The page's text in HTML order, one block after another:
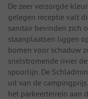
De zeer verzorgde
gelegen receptie valt
sanitair bevinden zich
staanplaatsen liggen
bomen voor schaduw
snelstromende rivier
spoorlijn. De
uit van de
het parkeerterrein aan